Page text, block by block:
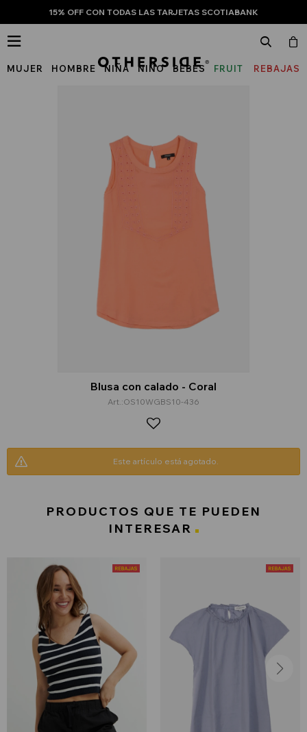
15% OFF CON TODAS LAS TARJETAS SCOTIABANK
MUJER HOMBRE NIÑA NIÑO BEBÉS
FRUIT
REBAJAS

Blusa con calado - Coral
OS10WGBS10-436
Este artículo está agotado.
PRODUCTOS QUE TE PUEDEN
INTERESAR